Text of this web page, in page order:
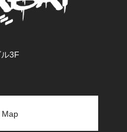
3F
Map